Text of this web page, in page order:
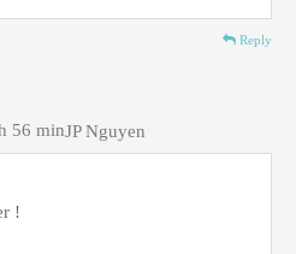
Reply
JP Nguyen
56 min
!